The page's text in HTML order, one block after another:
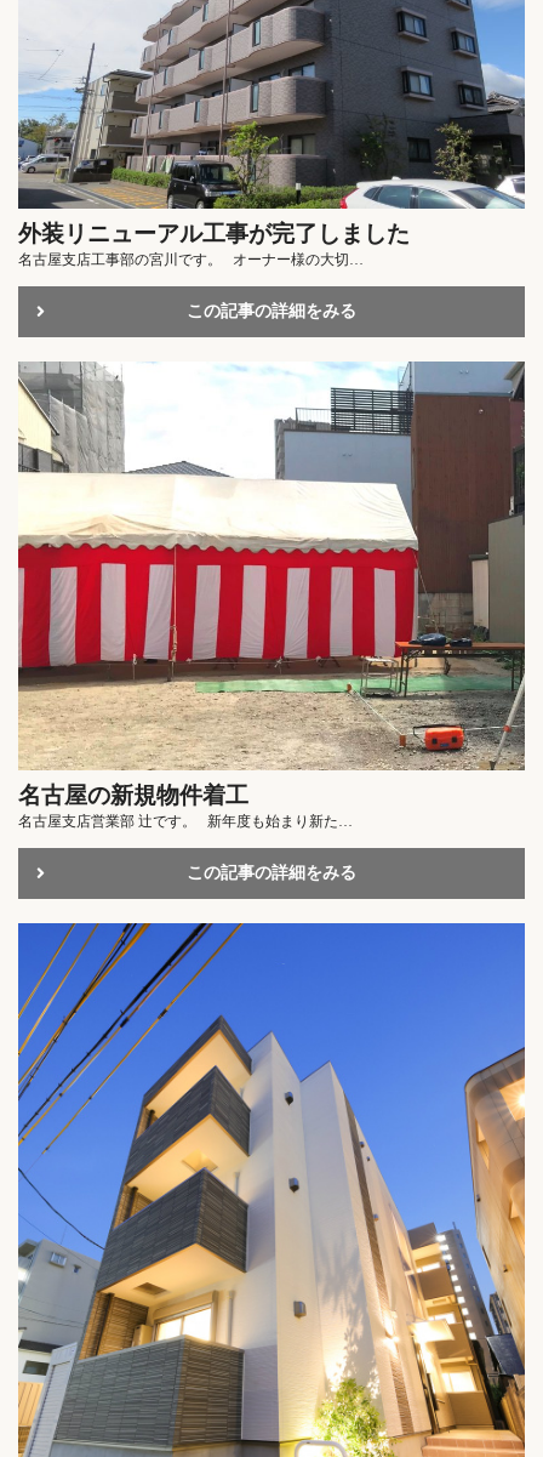
外装リニューアル工事が完了しました
名古屋支店工事部の宮川です。 オーナー様の大切…
この記事の詳細をみる
名古屋の新規物件着工
名古屋支店営業部 辻です。 新年度も始まり新た…
この記事の詳細をみる